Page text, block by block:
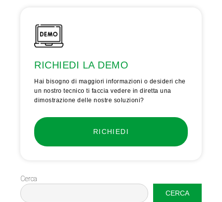
RICHIEDI LA DEMO
Hai bisogno di maggiori informazioni o desideri che
un nostro tecnico ti faccia vedere in diretta una
dimostrazione delle nostre soluzioni?
RICHIEDI
Cerca
CERCA